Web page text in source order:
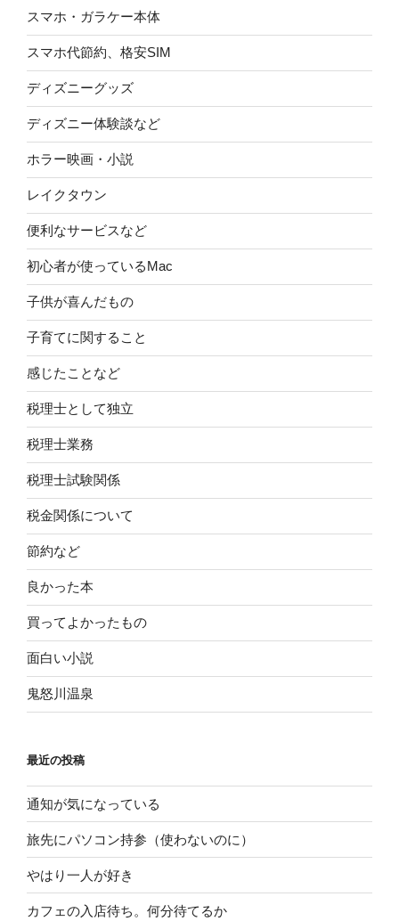
スマホ・ガラケー本体
スマホ代節約、格安SIM
ディズニーグッズ
ディズニー体験談など
ホラー映画・小説
レイクタウン
便利なサービスなど
初心者が使っているMac
子供が喜んだもの
子育てに関すること
感じたことなど
税理士として独立
税理士業務
税理士試験関係
税金関係について
節約など
良かった本
買ってよかったもの
面白い小説
鬼怒川温泉
最近の投稿
通知が気になっている
旅先にパソコン持参（使わないのに）
やはり一人が好き
カフェの入店待ち。何分待てるか